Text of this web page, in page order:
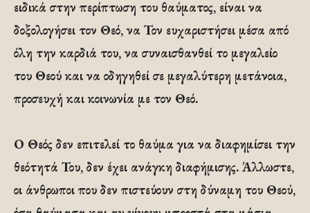
ειδικά στην περίπτωση του θαύματος, είναι να
δοξολογήσει τον Θεό, να Τον ευχαριστήσει μέσα από
όλη την καρδιά του, να συναισθανθεί το μεγαλείο
του Θεού και να οδηγηθεί σε μεγαλύτερη μετάνοια,
προσευχή και κοινωνία με τον Θεό.
Ο Θεός δεν επιτελεί το θαύμα για να διαφημίσει την
θεότητά Του, δεν έχει ανάγκη διαφήμισης. Άλλωστε,
οι άνθρωποι που δεν πιστεύουν στη δύναμη του Θεού,